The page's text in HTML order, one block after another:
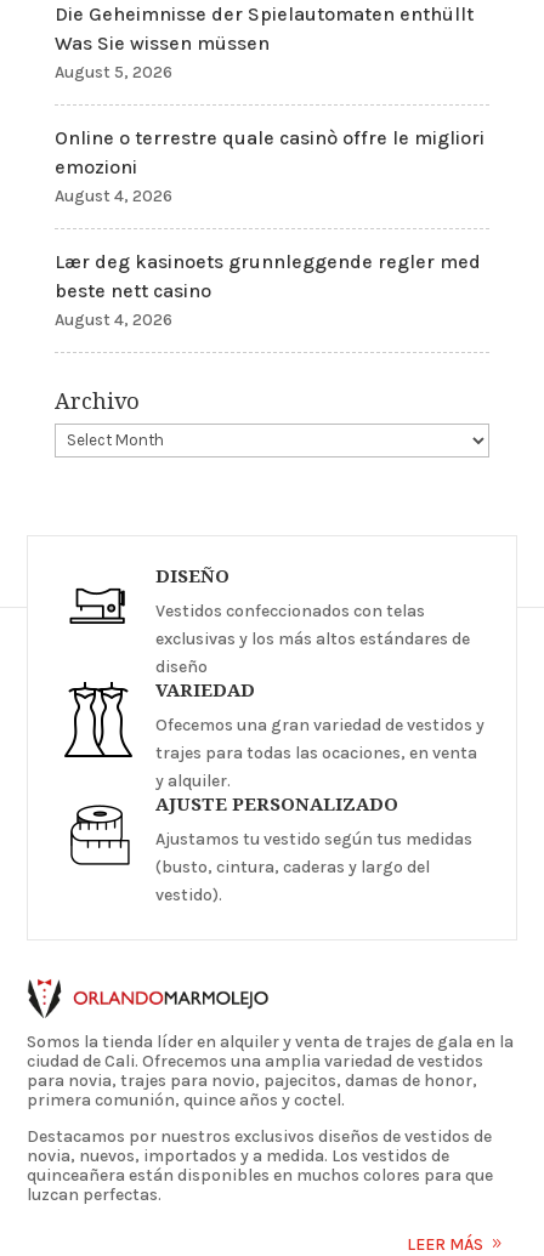
Die Geheimnisse der Spielautomaten enthüllt
Was Sie wissen müssen
August 5, 2026
Online o terrestre quale casinò offre le migliori
emozioni
August 4, 2026
Lær deg kasinoets grunnleggende regler med
beste nett casino
August 4, 2026
Archivo
DISEÑO
Vestidos confeccionados con telas
exclusivas y los más altos estándares de
diseño
VARIEDAD
Ofecemos una gran variedad de vestidos y
trajes para todas las ocaciones, en venta
y alquiler.
AJUSTE PERSONALIZADO
Ajustamos tu vestido según tus medidas
(busto, cintura, caderas y largo del
vestido).
Somos la tienda líder en alquiler y venta de trajes de gala en la
ciudad de Cali. Ofrecemos una amplia variedad de vestidos
para novia, trajes para novio, pajecitos, damas de honor,
primera comunión, quince años y coctel.
Destacamos por nuestros exclusivos diseños de vestidos de
novia, nuevos, importados y a medida. Los vestidos de
quinceañera están disponibles en muchos colores para que
luzcan perfectas.
LEER MÁS